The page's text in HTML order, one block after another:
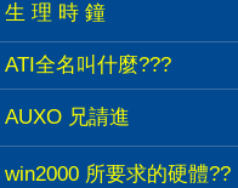
生 理 時 鐘
ATI全名叫什麼???
AUXO 兄請進
win2000 所要求的硬體??